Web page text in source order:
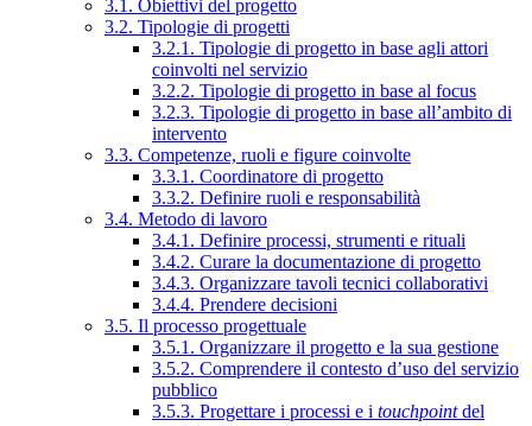
3.1. Obiettivi del progetto
3.2. Tipologie di progetti
3.2.1. Tipologie di progetto in base agli attori
coinvolti nel servizio
3.2.2. Tipologie di progetto in base al focus
3.2.3. Tipologie di progetto in base all’ambito di
intervento
3.3. Competenze, ruoli e figure coinvolte
3.3.1. Coordinatore di progetto
3.3.2. Definire ruoli e responsabilità
3.4. Metodo di lavoro
3.4.1. Definire processi, strumenti e rituali
3.4.2. Curare la documentazione di progetto
3.4.3. Organizzare tavoli tecnici collaborativi
3.4.4. Prendere decisioni
3.5. Il processo progettuale
3.5.1. Organizzare il progetto e la sua gestione
3.5.2. Comprendere il contesto d’uso del servizio
pubblico
3.5.3. Progettare i processi e i touchpointdel